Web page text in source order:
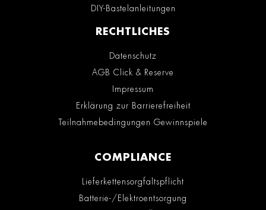
DIY-Bastelanleitungen
RECHTLICHES
Datenschutz
AGB Click & Reserve
Impressum
Erklärung zur Barrierefreiheit
Teilnahmebedingungen Gewinnspiele
COMPLIANCE
Lieferkettensorgfaltspflicht
Batterie-/Elektroentsorgung